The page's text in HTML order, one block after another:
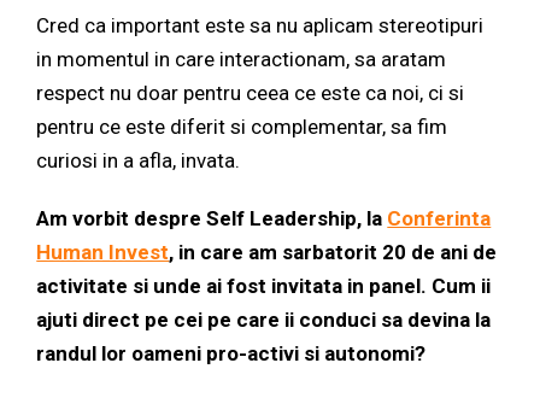
Cred ca important este sa nu aplicam stereotipuri
in momentul in care interactionam, sa aratam
respect nu doar pentru ceea ce este ca noi, ci si
pentru ce este diferit si complementar, sa fim
curiosi in a afla, invata.
Am vorbit despre Self Leadership, la Conferinta
Human Invest, in care am sarbatorit 20 de ani de
activitate si unde ai fost invitata in panel. Cum ii
ajuti direct pe cei pe care ii conduci sa devina la
randul lor oameni pro-activi si autonomi?